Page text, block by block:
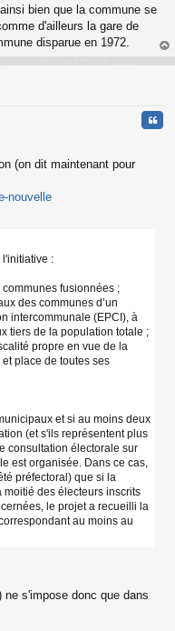
bien que la commune se
d'ailleurs la gare de
disparue en 1972.
au
(on dit maintenant pour
nouvelle
:
fusionnées ;
des communes d’un
intercommunale (EPCI), à
tiers de la population totale ;
propre en vue de la
place de toutes ses
et si au moins deux
(et s'ils représentent plus
consultation électorale sur
est organisée. Dans ce cas,
préfectoral) que si la
des électeurs inscrits
le projet a recueilli la
au moins au
s'impose donc que dans